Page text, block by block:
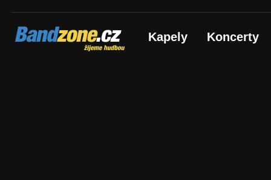
Bandzone.cz
žijeme hudbou Kapely Koncerty